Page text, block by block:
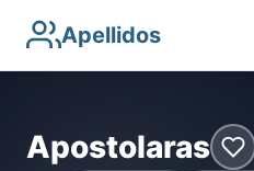
Apellidos
Apostolaras